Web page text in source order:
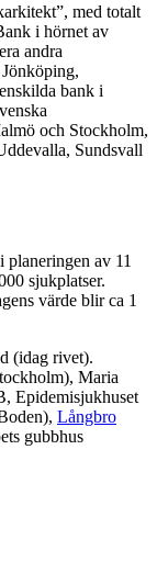
med totalt
i hörnet av
andra
bank i
och Stockholm,
Sundsvall
av 11
sjukplatser.
värde blir ca 1
(idag rivet).
Maria
Epidemisjukhuset
Långbro
gubbhus